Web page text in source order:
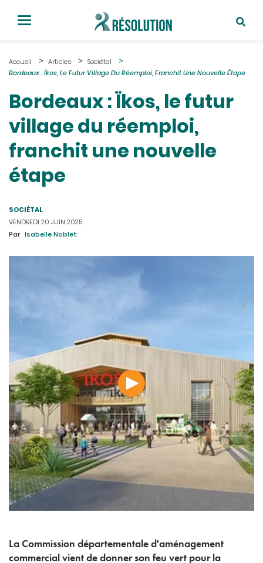
Accueil Articles
Sociétal
Bordeaux : Ïkos, Le Futur Village Du Réemploi, Franchit Une Nouvelle Étape
Bordeaux : Ïkos, le futur
village du réemploi,
franchit une nouvelle
étape
SOCIÉTAL
VENDREDI 20 JUIN 2025
Par Isabelle Noblet
La Commission départementale d'aménagement
commercial vient de donner son feu vert pour la